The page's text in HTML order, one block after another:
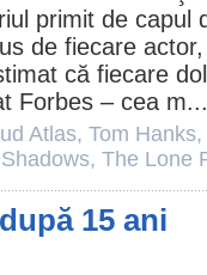
primit de capul
de fiecare
că fiecare
Forbes – cea m...
Atlas, Tom Hanks,
, The Lone
15 ani